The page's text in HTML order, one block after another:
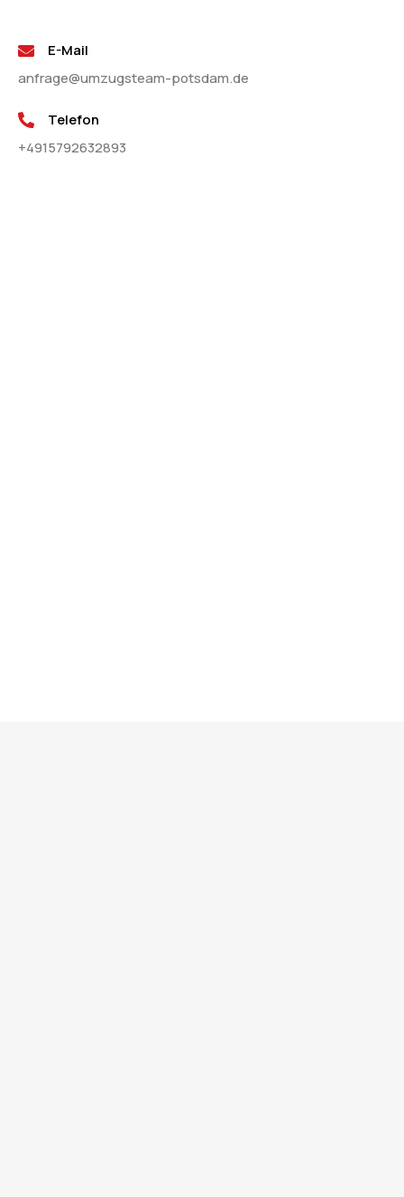
E-Mail
anfrage@umzugsteam-potsdam.de
Telefon
+4915792632893